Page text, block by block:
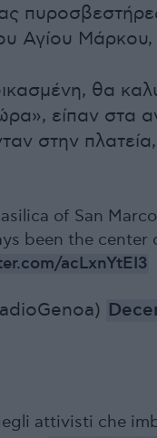
Αγίου
θα
είπαν στα
στην
of San
been the
acLxnYtEI3
attivisti che